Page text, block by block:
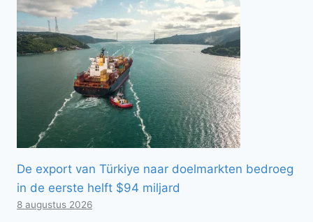
De export van Türkiye naar doelmarkten bedroeg
in de eerste helft $94 miljard
8 augustus 2026